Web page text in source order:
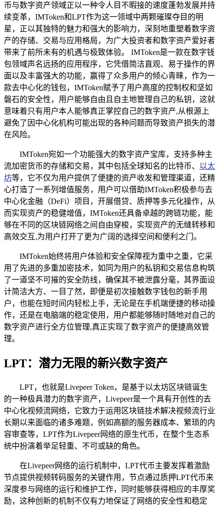
币与数字资产领域正以一种令人目不暇接的速度蓬勃发展并持
续变革，IMToken和LPT作为这一领域中两颗璀璨夺目的明
星，正以其独特的魅力和强大的影响力，深刻地重塑着数字资
产的存储、交易与应用格局，为广大投资者和数字资产爱好者
带来了前所未有的机遇与极致体验。 IMToken是一款在数字钱
包领域声名远扬的应用程序，它凭借简洁直观、易于操作的界
面以及丰富强大的功能，赢得了众多用户的倾心青睐，作为一
款去中心化的钱包，IMToken赋予了用户高度的控制权和坚如
磐石的安全性，用户能够自由且自主地管理自己的私钥，这就
意味着只有用户本人能够真正掌控自己的数字资产,从根源上
避免了因中心化机构可能出现的各种问题而导致资产损失的潜
在风险。
IMToken宛如一个功能强大的数字资产宝库，支持多种主
流加密货币的存储和交易，其中包括全球知名的比特币、 以太
坊等，它不仅为用户提供了便捷的资产收发和管理渠道，还精
心打造了一系列增值服务，用户可以借助IMToken积极参与去
中心化金融（DeFi）项目，开展借贷、质押等多元化操作，从
而实现资产的稳健增值，IMToken还具备卓越的跨链功能，能
够在不同的区块链网络之间自由穿梭，实现资产的无缝转移和
高效交互,为用户打开了更为广阔的选择空间和便利之门。
IMToken始终将用户体验和安全保障视为重中之重，它采
用了先进的多重加密技术，如同为用户的私钥和交易信息构筑
了一道坚不可摧的安全防线，确保其不被泄露分毫，其界面设
计简洁大方、一目了然，即便是初次接触数字钱包的新手用
户，也能在短时间内轻松上手，无论是在手机端便捷的移动操
作，还是在电脑端的稳定使用，用户都能够随时随地对自己的
数字资产进行全方位管理,真正实现了数字资产的便捷高效管
理。
LPT：潜力无限的新兴数字资产
LPT，也就是Livepeer Token，是基于以太坊区块链诞生
的一种极具潜力的数字资产，Livepeer是一个具有开创性的去
中心化视频流网络，它致力于运用区块链技术解决视频流行业
长期以来面临的诸多难题，例如高额的服务器成本、繁琐的内
容审查等，LPT作为Livepeer网络的原生代币，在整个生态系
统中扮演着举足轻重、不可或缺的角色。
在Livepeer网络的运行机制中，LPT代币主要发挥着激励
节点提供视频转码服务的关键作用，节点通过质押LPT代币来
深度参与网络的运行和维护工作，同时能够获得相应的丰厚奖
励，这种创新的机制不仅有力地保证了网络的安全性和稳定